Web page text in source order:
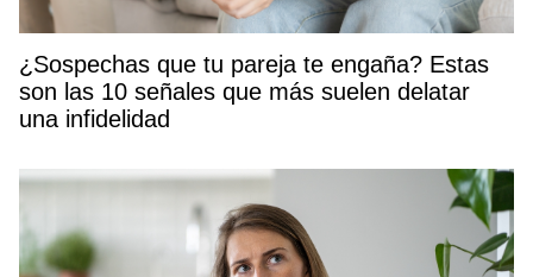
¿Sospechas que tu pareja te engaña? Estas
son las 10 señales que más suelen delatar
una infidelidad